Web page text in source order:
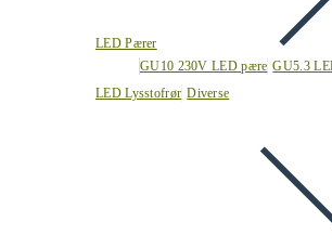
LED Pærer
GU10 230V LED pære GU5.3
LED Lysstofrør Diverse